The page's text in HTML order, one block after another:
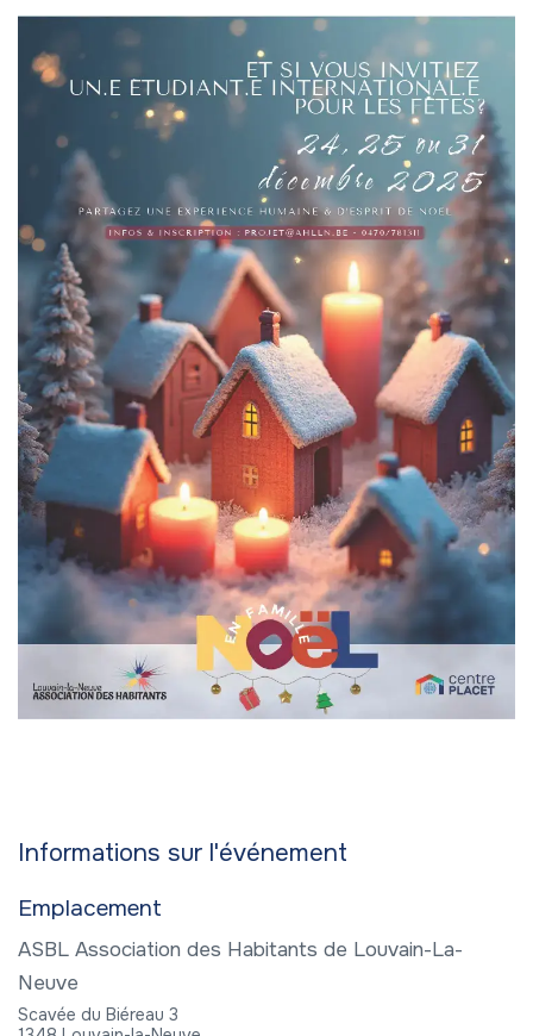
Informations sur l'événement
Emplacement
ASBL Association des Habitants de Louvain-La-
Neuve
Scavée du Biéreau 3